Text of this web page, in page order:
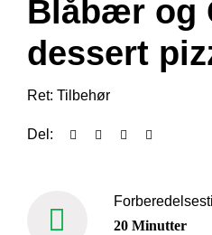
Blåbær og
dessert
Ret: Tilbehør
Del:
20 Minutter